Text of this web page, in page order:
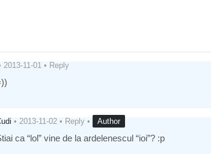
2013-11-01 • Reply
• 2013-11-02 • Reply • Author
ca “lol” vine de la ardelenescul “ioi”? :p